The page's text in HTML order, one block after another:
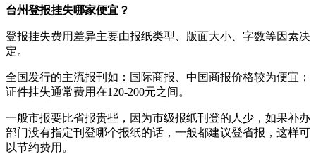
台州登报挂失哪家便宜？
登报挂失费用差异主要由报纸类型、版面大小、字数等因素决
定。
全国发行的主流报刊如：国际商报、中国商报价格较为便宜；
证件挂失通常费用在120-200元之间。
一般市报要比省报贵些，因为市级报纸刊登的人少，如果补办
部门没有指定刊登哪个报纸的话，一般都建议登省报，这样可
以节约费用。